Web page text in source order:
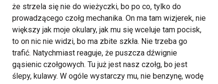
że strzela się nie do wieżyczki, bo po co, tylko do
prowadzącego czołg mechanika. On ma tam wizjerek, nie
większy jak moje okulary, jak mu się wceluje tam pocisk,
to on nic nie widzi, bo ma zbite szkła. Nie trzeba go
trafić. Natychmiast reaguje, że puszcza dźwignie
gąsienic czołgowych. Tu już jest nasz czołg, bo jest
ślepy, kulawy. W ogóle wystarczy mu, nie benzynę, wodę